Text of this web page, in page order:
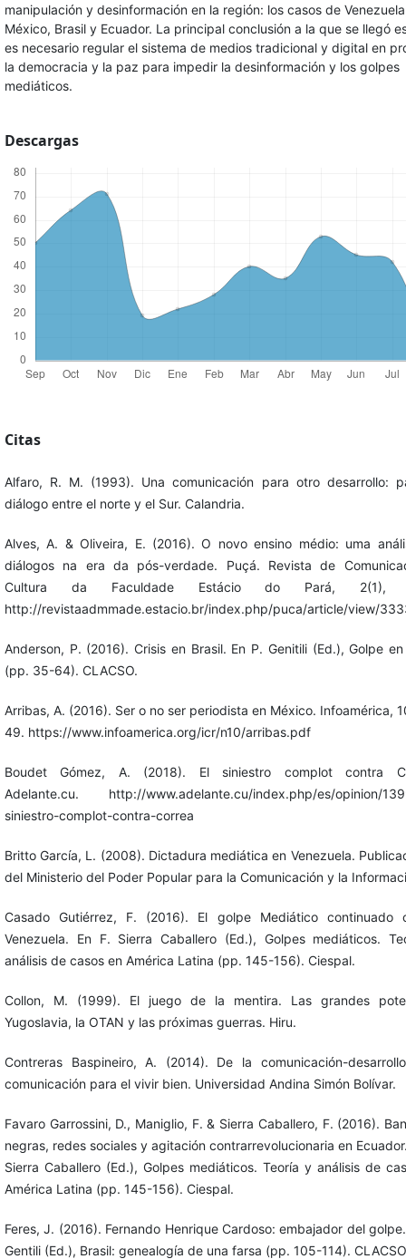
manipulación y desinformación en la región: los casos de
México, Brasil y Ecuador. La principal conclusión a la que se llegó
es necesario regular el sistema de medios tradicional y digital en
la democracia y la paz para impedir la desinformación y los golpes
mediáticos.
Descargas
Citas
Alfaro, R. M. (1993). Una comunicación para otro desarrollo:
diálogo entre el norte y el Sur. Calandria.
Alves, A. & Oliveira, E. (2016). O novo ensino médio: uma
diálogos na era da pós-verdade. Puçá. Revista de
Cultura da Faculdade Estácio do Pará, 2(1),
http://revistaadmmade.estacio.br/index.php/puca/article/view/
Anderson, P. (2016). Crisis en Brasil. En P. Genitili (Ed.), Golpe
(pp. 35-64). CLACSO.
Arribas, A. (2016). Ser o no ser periodista en México. Infoamérica,
49. https://www.infoamerica.org/icr/n10/arribas.pdf
Boudet Gómez, A. (2018). El siniestro complot contra
Adelante.cu. http://www.adelante.cu/index.php/es/opinion/
siniestro-complot-contra-correa
Britto García, L. (2008). Dictadura mediática en Venezuela.
del Ministerio del Poder Popular para la Comunicación y la
Casado Gutiérrez, F. (2016). El golpe Mediático continuado
Venezuela. En F. Sierra Caballero (Ed.), Golpes mediáticos.
análisis de casos en América Latina (pp. 145-156). Ciespal.
Collon, M. (1999). El juego de la mentira. Las grandes
Yugoslavia, la OTAN y las próximas guerras. Hiru.
Contreras Baspineiro, A. (2014). De la comunicación-
comunicación para el vivir bien. Universidad Andina Simón Bolívar.
Favaro Garrossini, D., Maniglio, F. & Sierra Caballero, F. (2016).
negras, redes sociales y agitación contrarrevolucionaria en
Sierra Caballero (Ed.), Golpes mediáticos. Teoría y análisis de
América Latina (pp. 145-156). Ciespal.
Feres, J. (2016). Fernando Henrique Cardoso: embajador del
Gentili (Ed.), Brasil: genealogía de una farsa (pp. 105-114).